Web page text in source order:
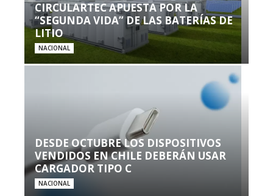
CIRCULARTEC APUESTA POR LA
“SEGUNDA VIDA” DE LAS BATERÍAS DE
LITIO
NACIONAL
DESDE OCTUBRE LOS DISPOSITIVOS
VENDIDOS EN CHILE DEBERÁN USAR
CARGADOR TIPO C
NACIONAL